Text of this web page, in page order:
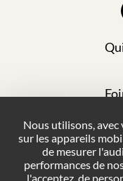
Nous utilisons, avec
sur les appareils
de mesurer
performances de
l'acceptez, de